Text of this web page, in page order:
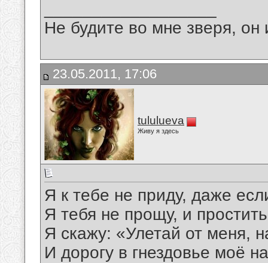
Не будите во мне зверя, он
23.05.2011, 17:06
tululueva
Живу я здесь
Я к тебе не приду, даже
Я тебя не прощу, и
Я скажу: «Улетай от меня,
И дорогу в гнездовье моё